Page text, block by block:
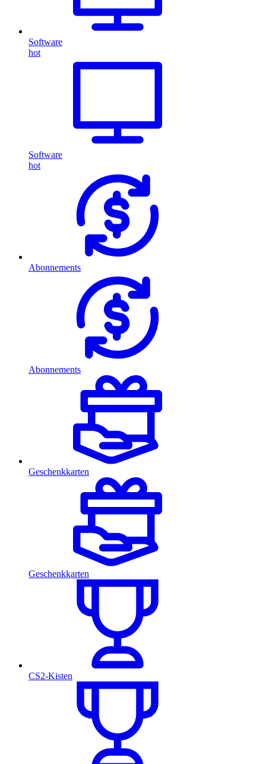
Software
hot
Software
hot
Abonnements
Abonnements
Geschenkkarten
Geschenkkarten
CS2-Kisten